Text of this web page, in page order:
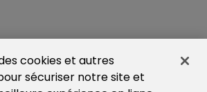
cookies et autres
sécuriser notre site et